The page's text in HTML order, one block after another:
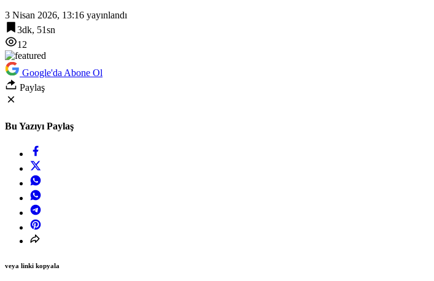
3 Nisan 2026, 13:16 yayınlandı
3dk, 51sn
12
Google'da Abone Ol
Paylaş
Bu Yazıyı Paylaş
veya linki kopyala